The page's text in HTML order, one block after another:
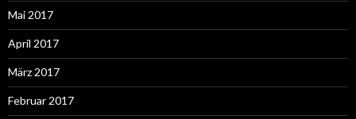
Mai 2017
April 2017
März 2017
Februar 2017